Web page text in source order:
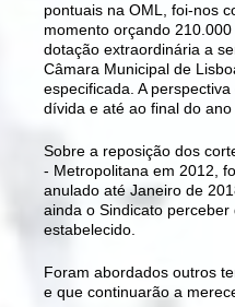
pontuais na OML, foi-nos
momento orçando
dotação extraordinária a
Câmara Municipal de
especificada. A
dívida e até ao final do
Sobre a reposição dos
- Metropolitana em 2012,
anulado até Janeiro de
ainda o Sindicato
estabelecido.
Foram abordados outros
e que continuarão a